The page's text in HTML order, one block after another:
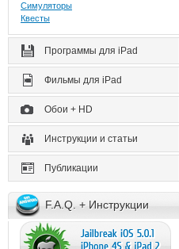
Симуляторы
Квесты
Программы для iPad
Фильмы для iPad
Обои + HD
Инструкции и статьи
Публикации
F.A.Q. + Инструкции